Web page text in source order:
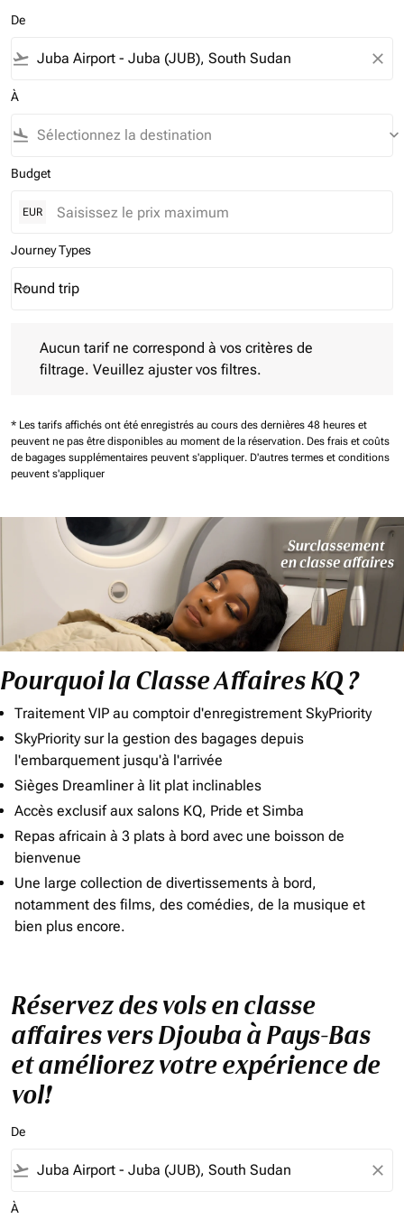
De
flight_takeoff close
À
flight_land keyboard_arrow_down
Budget
EUR
Journey Types
Journey Types option Round trip Selected
Round trip
keyboard_arrow_down
Aucun tarif ne correspond à vos critères de
filtrage. Veuillez ajuster vos filtres.
* Les tarifs affichés ont été enregistrés au cours des dernières 48 heures et
peuvent ne pas être disponibles au moment de la réservation. Des frais et coûts
de bagages supplémentaires peuvent s'appliquer. D'autres termes et conditions
peuvent s'appliquer
Pourquoi la Classe Affaires KQ ?
Traitement VIP au comptoir d'enregistrement SkyPriority
SkyPriority sur la gestion des bagages depuis
l'embarquement jusqu'à l'arrivée
Sièges Dreamliner à lit plat inclinables
Accès exclusif aux salons KQ, Pride et Simba
Repas africain à 3 plats à bord avec une boisson de
bienvenue
Une large collection de divertissements à bord,
notamment des films, des comédies, de la musique et
bien plus encore.
Réservez des vols en classe
affaires vers Djouba à Pays-Bas
et améliorez votre expérience de
vol!
De
flight_takeoff close
À